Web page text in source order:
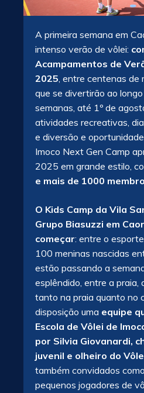
A primeira semana em
intenso verão de vôlei:
Acampamentos de
2025, entre centenas de
que se divertirão ao
semanas, até 1º de
atividades recreativas,
e diversão e
Imoco Next Gen Camp
2025 em grande estilo,
e mais de 1000
O Kids Camp da Vila
Grupo Biasuzzi em
começar: entre o
100 meninas nascidas
estão passando a
esplêndido, entre a praia,
tanto na praia quanto no
disposição uma equipe
Escola de Vôlei de
por Silvia Giovanardi,
juvenil e olheiro do
também convidados
pequenos jogadores de